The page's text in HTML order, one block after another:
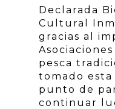
Declarada
Cultural
gracias al
pesca
tomado esta
punto de
continuar